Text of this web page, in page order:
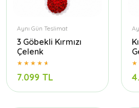
Aynı Gün Teslimat
3 Göbekli Kırmızı
Çelenk
7.099 TL